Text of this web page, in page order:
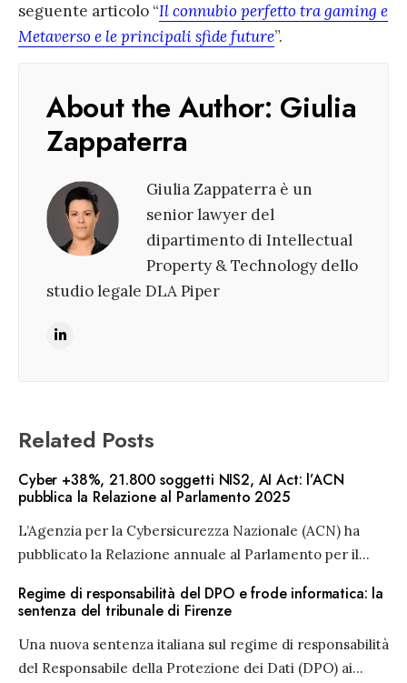
seguente articolo “Il connubio perfetto tra gaming e
Metaverso e le principali sfide future”.
About the Author: Giulia
Zappaterra
Giulia Zappaterra è un
senior lawyer del
dipartimento di Intellectual
Property & Technology dello
studio legale DLA Piper
Related Posts
Cyber +38%, 21.800 soggetti NIS2, AI Act: l’ACN
pubblica la Relazione al Parlamento 2025
L’Agenzia per la Cybersicurezza Nazionale (ACN) ha
pubblicato la Relazione annuale al Parlamento per il...
Regime di responsabilità del DPO e frode informatica: la
sentenza del tribunale di Firenze
Una nuova sentenza italiana sul regime di responsabilità
del Responsabile della Protezione dei Dati (DPO) ai...